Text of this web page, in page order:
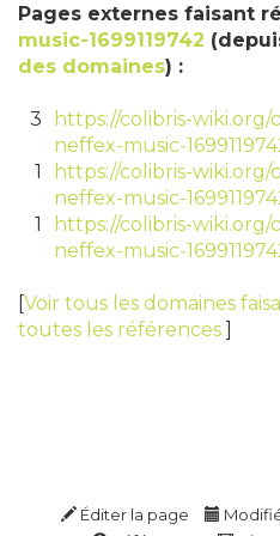
Pages externes faisant
music-1699119742
des domaines) :
3
https://colibris-
neffex-music-
1
https://colibris-
neffex-music-
1
https://colibris-
neffex-music-
[Voir tous les domaines
toutes les références ]
Éditer la page